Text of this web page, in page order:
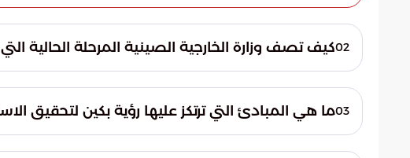
02كيف تصف وزارة الخارجية الصينية المرحلة الحالية
وتؤمن بكين أن هذه المرحلة تتطلب تكاتفاً دولياً
مما يستوجب تنسيق الجهود بين جميع القوى الفاعلة
03ما هي المبادئ التي ترتكز عليها رؤية بكين لتحقيق